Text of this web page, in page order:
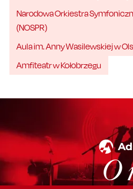
Narodowa Orkiestra
(NOSPR)
Aula im. Anny Wasilewskiej w
Amfiteatr w Kołobrzegu
O